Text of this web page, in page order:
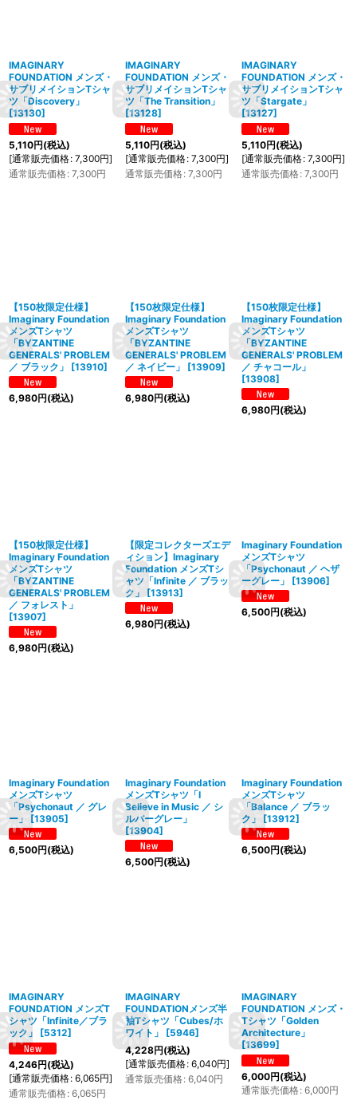
IMAGINARY
FOUNDATION メンズ・
サブリメイションTシャ
ツ「Discovery」
[13130]
5,110円(税込)
[通常販売価格: 7,300円]
通常販売価格: 7,300円
IMAGINARY
FOUNDATION メンズ・
サブリメイションTシャ
ツ「The Transition」
[13128]
5,110円(税込)
[通常販売価格: 7,300円]
通常販売価格: 7,300円
IMAGINARY
FOUNDATION メンズ・
サブリメイションTシャ
ツ「Stargate」
[13127]
5,110円(税込)
[通常販売価格: 7,300円]
通常販売価格: 7,300円
【150枚限定仕様】
Imaginary Foundation
メンズTシャツ
「BYZANTINE
GENERALS' PROBLEM
／ ブラック」
[13910]
6,980円(税込)
【150枚限定仕様】
Imaginary Foundation
メンズTシャツ
「BYZANTINE
GENERALS' PROBLEM
／ ネイビー」
[13909]
6,980円(税込)
【150枚限定仕様】
Imaginary Foundation
メンズTシャツ
「BYZANTINE
GENERALS' PROBLEM
／ チャコール」
[13908]
6,980円(税込)
【150枚限定仕様】
Imaginary Foundation
メンズTシャツ
「BYZANTINE
GENERALS' PROBLEM
／ フォレスト」
[13907]
6,980円(税込)
【限定コレクターズエデ
ィション】Imaginary
Foundation メンズTシ
ャツ「Infinite ／ ブラッ
ク」
[13913]
6,980円(税込)
Imaginary Foundation
メンズTシャツ
「Psychonaut ／ ヘザ
ーグレー」
[13906]
6,500円(税込)
Imaginary Foundation
メンズTシャツ
「Psychonaut ／ グレ
ー」
[13905]
6,500円(税込)
Imaginary Foundation
メンズTシャツ「I
Believe in Music ／ シ
ルバーグレー」
[13904]
6,500円(税込)
Imaginary Foundation
メンズTシャツ
「Balance ／ ブラッ
ク」
[13912]
6,500円(税込)
IMAGINARY
FOUNDATION メンズT
シャツ「Infinite／ブラ
ック」
[5312]
4,246円(税込)
[通常販売価格: 6,065円]
通常販売価格: 6,065円
IMAGINARY
FOUNDATIONメンズ半
袖Tシャツ「Cubes/ホ
ワイト」
[5946]
4,228円(税込)
[通常販売価格: 6,040円]
通常販売価格: 6,040円
IMAGINARY
FOUNDATION メンズ・
Tシャツ「Golden
Architecture」
[13699]
6,000円(税込)
通常販売価格: 6,000円